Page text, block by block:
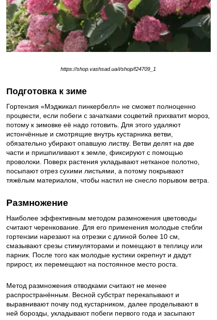
https://shop.vashsad.ua/i/shop/f24709_1
Подготовка к зиме
Гортензия «Мэджикал пинкербелл» не сможет полноценно
процвести, если побеги с зачатками соцветий прихватит мороз,
потому к зимовке её надо готовить. Для этого удаляют
истончённые и смотрящие внутрь кустарника ветви,
обязательно убирают опавшую листву. Ветви делят на две
части и пришпиливают к земле, фиксируют с помощью
проволоки. Поверх растения укладывают нетканое полотно,
посыпают отрез сухими листьями, а потому покрывают
тяжёлым материалом, чтобы настил не снесло порывом ветра.
Размножение
Наиболее эффективным методом размножения цветоводы
считают черенкование. Для его применения молодые стебли
гортензии нарезают на отрезки с длиной более 10 см,
смазывают срезы стимуляторами и помещают в теплицу или
парник. После того как молодые кустики окрепнут и дадут
прирост, их перемещают на постоянное место роста.
Метод размножения отводками считают не менее
распространённым. Весной субстрат перекапывают и
выравнивают почву под кустарником, далее проделывают в
ней борозды, укладывают побеги первого года и засыпают